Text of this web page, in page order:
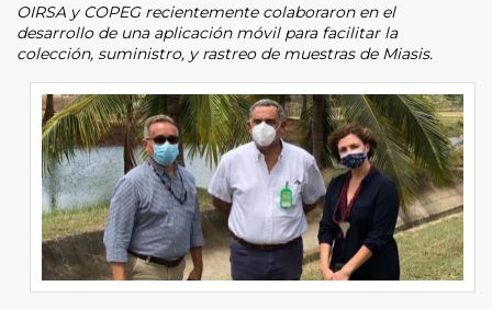
OIRSA y COPEG recientemente colaboraron en el
desarrollo de una aplicación móvil para facilitar la
colección, suministro, y rastreo de muestras de Miasis.